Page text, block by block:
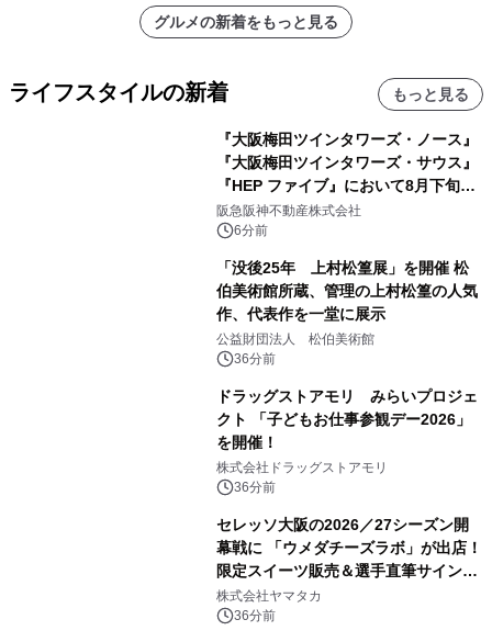
グルメの新着をもっと見る
ライフスタイルの新着 もっと見る
『大阪梅田ツインタワーズ・ノース』
『大阪梅田ツインタワーズ・サウス』
『HEP ファイブ』において8月下旬か
ら 「オフサイト型コーポレートPPA」
による 再生可能エネルギー電力の使用
阪急阪神不動産株式会社
6分前
「没後25年 上村松篁展」を開催 松
伯美術館所蔵、管理の上村松篁の人気
作、代表作を一堂に展示
公益財団法人 松伯美術館
36分前
ドラッグストアモリ みらいプロジェ
クト 「子どもお仕事参観デー2026」
を開催！
株式会社ドラッグストアモリ
36分前
セレッソ大阪の2026／27シーズン開
幕戦に 「ウメダチーズラボ」が出店！
限定スイーツ販売＆選手直筆サイング
ッズが当たる抽選会を 8月8日に開催
株式会社ヤマタカ
36分前